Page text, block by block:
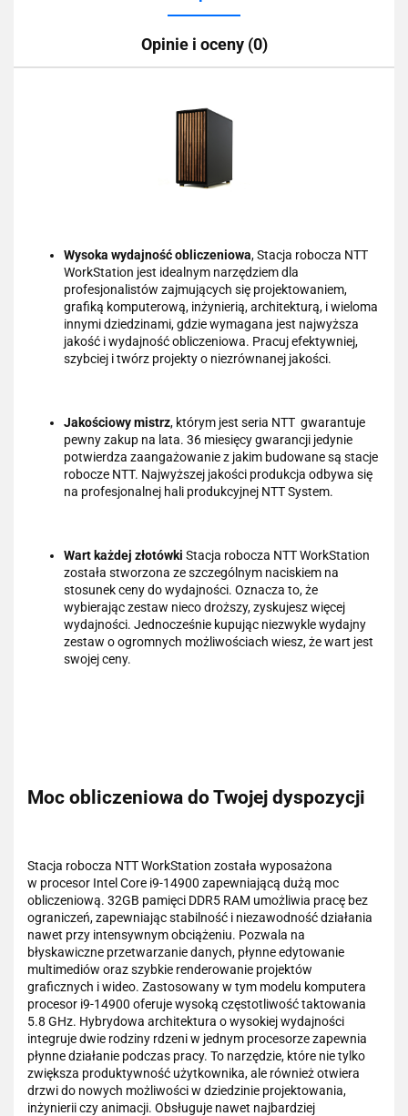
Opinie i oceny (0)
Wysoka wydajność obliczeniowa, Stacja robocza NTT
WorkStation jest idealnym narzędziem dla
profesjonalistów zajmujących się projektowaniem,
grafiką komputerową, inżynierią, architekturą, i wieloma
innymi dziedzinami, gdzie wymagana jest najwyższa
jakość i wydajność obliczeniowa. Pracuj efektywniej,
szybciej i twórz projekty o niezrównanej jakości.
Jakościowy mistrz, którym jest seria NTT gwarantuje
pewny zakup na lata. 36 miesięcy gwarancji jedynie
potwierdza zaangażowanie z jakim budowane są stacje
robocze NTT. Najwyższej jakości produkcja odbywa się
na profesjonalnej hali produkcyjnej NTT System.
Wart każdej złotówki Stacja robocza NTT WorkStation
została stworzona ze szczególnym naciskiem na
stosunek ceny do wydajności. Oznacza to, że
wybierając zestaw nieco droższy, zyskujesz więcej
wydajności. Jednocześnie kupując niezwykle wydajny
zestaw o ogromnych możliwościach wiesz, że wart jest
swojej ceny.
Moc obliczeniowa do Twojej dyspozycji
Stacja robocza NTT WorkStation została wyposażona
w procesor Intel Core i9-14900 zapewniającą dużą moc
obliczeniową. 32GB pamięci DDR5 RAM umożliwia pracę bez
ograniczeń, zapewniając stabilność i niezawodność działania
nawet przy intensywnym obciążeniu. Pozwala na
błyskawiczne przetwarzanie danych, płynne edytowanie
multimediów oraz szybkie renderowanie projektów
graficznych i wideo. Zastosowany w tym modelu komputera
procesor i9-14900 oferuje wysoką częstotliwość taktowania
5.8 GHz. Hybrydowa architektura o wysokiej wydajności
integruje dwie rodziny rdzeni w jednym procesorze zapewnia
płynne działanie podczas pracy. To narzędzie, które nie tylko
zwiększa produktywność użytkownika, ale również otwiera
drzwi do nowych możliwości w dziedzinie projektowania,
inżynierii czy animacji. Obsługuje nawet najbardziej